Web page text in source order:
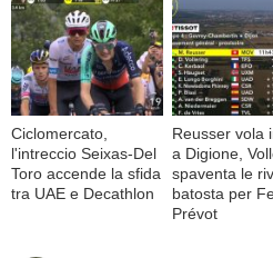
Ciclomercato,
l'intreccio Seixas-Del
Toro accende la sfida
tra UAE e Decathlon
Reusser vola
a Digione,
spaventa le
batosta per
Prévot